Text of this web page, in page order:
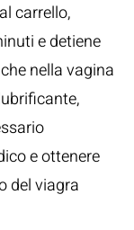
carrello,
e detiene
nella vagina
e ottenere
del viagra